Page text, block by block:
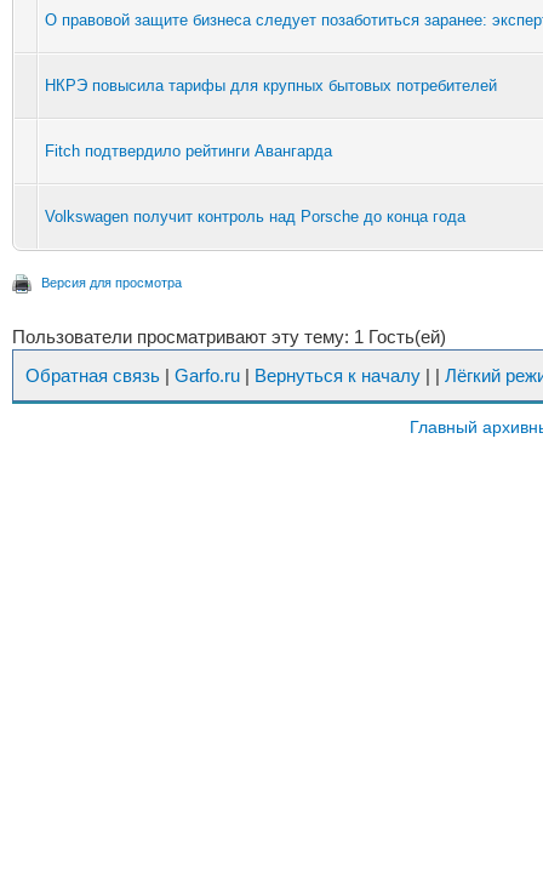
О правовой защите бизнеса следует позаботиться заранее:
НКРЭ повысила тарифы для крупных бытовых потребителей
Fitch подтвердило рейтинги Авангарда
Volkswagen получит контроль над Porsche до конца года
Версия для просмотра
Пользователи просматривают эту тему: 1 Гость(ей)
Обратная связь | Garfo.ru | Вернуться к началу | | Лёгкий
Главный